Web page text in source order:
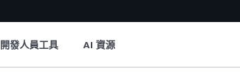
開發人員工具 AI 資源